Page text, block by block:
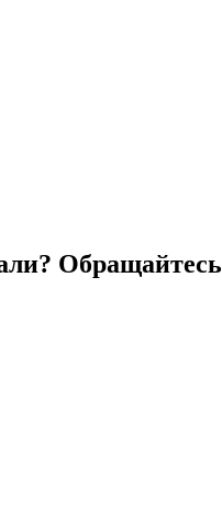
Обращайтесь